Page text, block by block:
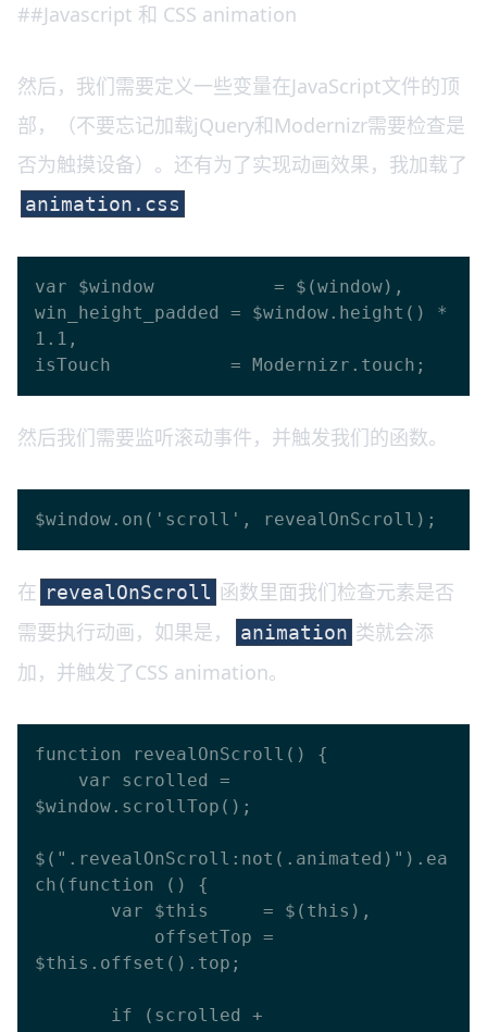
##Javascript 和 CSS animation
然后，我们需要定义一些变量在JavaScript文件的顶
部，（不要忘记加载jQuery和Modernizr需要检查是
否为触摸设备）。还有为了实现动画效果，我加载了
animation.css
var $window           = $(window),
win_height_padded = $window.height() *
1.1,
然后我们需要监听滚动事件，并触发我们的函数。
在 revealOnScroll 函数里面我们检查元素是否
需要执行动画，如果是，
animation 类就会添
加，并触发了CSS animation。
function revealOnScroll() {
$window.scrollTop();
$(".revealOnScroll:not(.animated)").ea
ch(function () {
$this.offset().top;